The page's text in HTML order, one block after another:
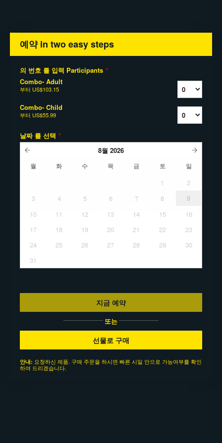
예약 in two easy steps
의 번호 를 입력 Participants *
Combo- Adult
부터 US$103.15
Combo- Child
부터 US$55.99
날짜 를 선택 *
8월 2026
월 화 수 목 금 토 일
1
2
3
4 5 6 7 8
9
10
11 12 13 14 15
16
17
18 19 20 21 22
23
24
25 26 27 28 29
30
31
지금 예약
또는
선물로 구매
안내: 요청하신 제품. 구매 주문을 하시면 빠른 시일 안으로 가능여부를 확인
하여 드리겠습니다.